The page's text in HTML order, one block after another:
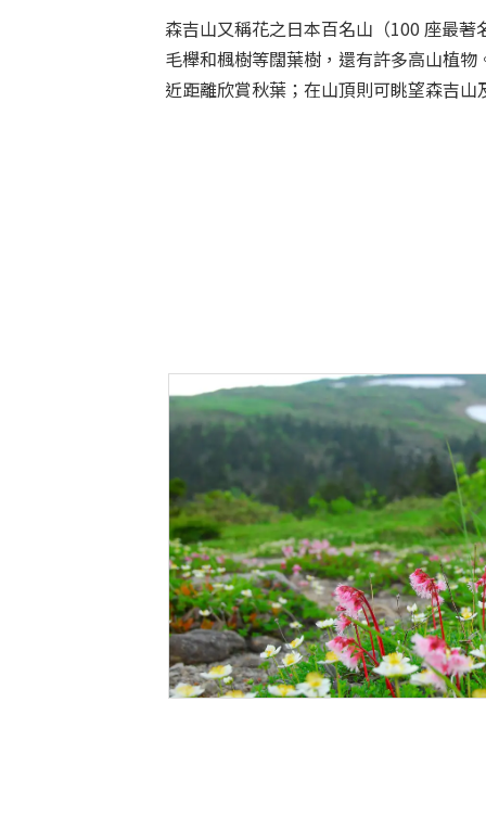
森吉山又稱花之日本百名山（100 座最
毛櫸和楓樹等闊葉樹，還有許多高山植
近距離欣賞秋葉；在山頂則可眺望森吉